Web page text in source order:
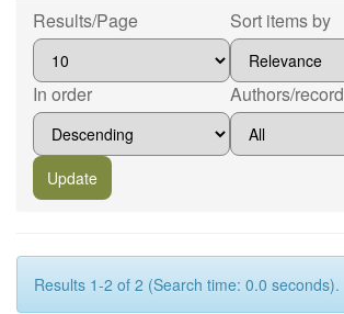
Results/Page Sort items by
In order Authors/record
Results 1-2 of 2 (Search time: 0.0 seconds).